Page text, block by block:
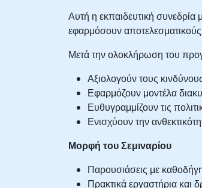
Αυτή η εκπαιδευτική
εφαρμόσουν αποτελεσματικούς
Μετά την ολοκλήρωση του
Αξιολογούν τους
Εφαρμόζουν μοντέλα
Ευθυγραμμίζουν τις
Ενισχύουν την
Μορφή του Σεμιναρίου
Παρουσιάσεις με
Πρακτικά εργαστήρια και